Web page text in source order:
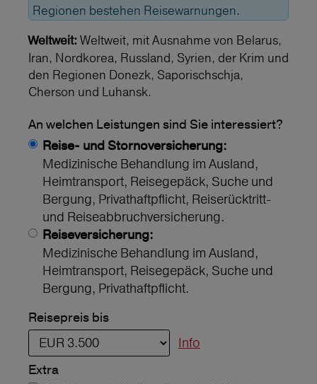
Regionen bestehen Reisewarnungen.
Weltweit: Weltweit, mit Ausnahme von Belarus,
Iran, Nordkorea, Russland, Syrien, der Krim und
den Regionen Donezk, Saporischschja,
Cherson und Luhansk.
An welchen Leistungen sind Sie interessiert?
Reise- und Stornoversicherung:
Medizinische Behandlung im Ausland,
Heimtransport, Reisegepäck, Suche und
Bergung, Privathaftpflicht, Reiserücktritt-
und Reiseabbruchversicherung.
Reiseversicherung:
Medizinische Behandlung im Ausland,
Heimtransport, Reisegepäck, Suche und
Bergung, Privathaftpflicht.
Reisepreis bis
Info
Extra